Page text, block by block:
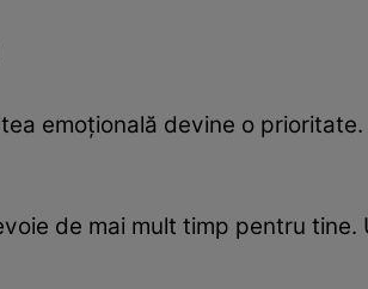
emoțională devine o
de mai mult timp pentru